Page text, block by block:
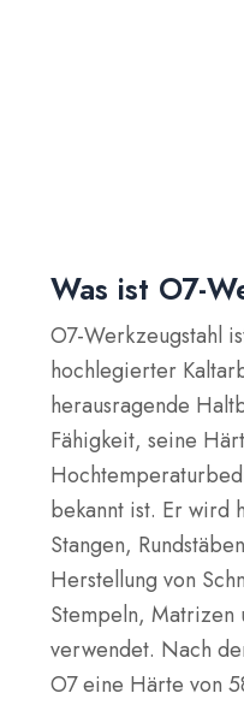
Was ist O7-
O7-Werkzeugstahl
hochlegierter
herausragende
Fähigkeit, seine
bekannt ist. Er wird
Stangen,
Herstellung von
Stempeln, Matrizen
verwendet. Nach
O7 eine Härte von